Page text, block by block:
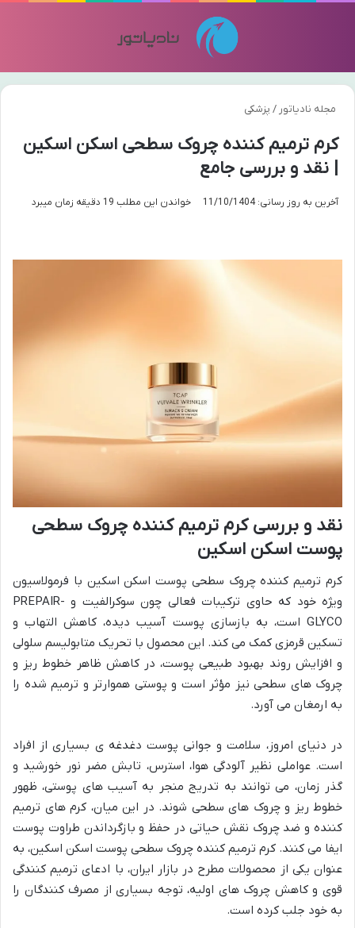
مجله نادیاتور / پزشکی
کرم ترمیم کننده چروک سطحی اسکن اسکین
| نقد و بررسی جامع
آخرین به روز رسانی: 11/10/1404 خواندن این مطلب 19 دقیقه زمان میبرد
نقد و بررسی کرم ترمیم کننده چروک سطحی
پوست اسکن اسکین
کرم ترمیم کننده چروک سطحی پوست اسکن اسکین با فرمولاسیون
ویژه خود که حاوی ترکیبات فعالی چون سوکرالفیت و PREPAIR-
GLYCO است، به بازسازی پوست آسیب دیده، کاهش التهاب و
تسکین قرمزی کمک می کند. این محصول با تحریک متابولیسم سلولی
و افزایش روند بهبود طبیعی پوست، در کاهش ظاهر خطوط ریز و
چروک های سطحی نیز مؤثر است و پوستی هموارتر و ترمیم شده را
به ارمغان می آورد.
در دنیای امروز، سلامت و جوانی پوست دغدغه ی بسیاری از افراد
است. عواملی نظیر آلودگی هوا، استرس، تابش مضر نور خورشید و
گذر زمان، می توانند به تدریج منجر به آسیب های پوستی، ظهور
خطوط ریز و چروک های سطحی شوند. در این میان، کرم های ترمیم
کننده و ضد چروک نقش حیاتی در حفظ و بازگرداندن طراوت پوست
ایفا می کنند. کرم ترمیم کننده چروک سطحی پوست اسکن اسکین، به
عنوان یکی از محصولات مطرح در بازار ایران، با ادعای ترمیم کنندگی
قوی و کاهش چروک های اولیه، توجه بسیاری از مصرف کنندگان را
به خود جلب کرده است.